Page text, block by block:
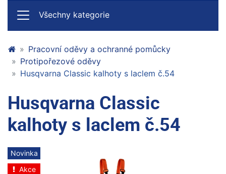
Všechny kategorie
Pracovní oděvy a ochranné pomůcky
Protipořezové oděvy
Husqvarna Classic kalhoty s laclem č.54
Husqvarna Classic
kalhoty s laclem č.54
Novinka
Akce